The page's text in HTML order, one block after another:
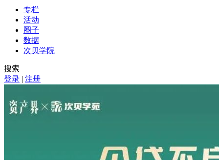
专栏
活动
圈子
数据
次贝学院
搜索
登录 | 注册